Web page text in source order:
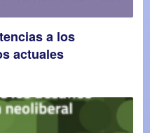
a los
actuales